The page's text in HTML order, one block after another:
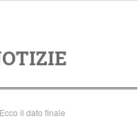
il dato finale